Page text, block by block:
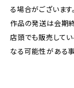
る場合がございます。
作品の発送は会期
店頭でも販売して
なる可能性がある